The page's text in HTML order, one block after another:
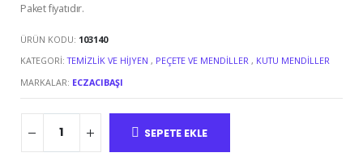
Paket fiyatıdır.
ÜRÜN KODU: 103140
KATEGORI:TEMIZLIK VE HIJYEN , PEÇETE VE MENDILLER , KUTU MENDILLER
MARKALAR: ECZACIBAŞI
SEPETE EKLE